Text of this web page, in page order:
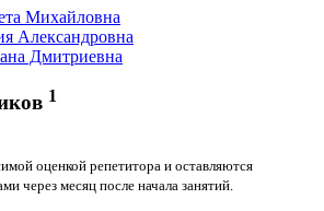
Михайловна
Александровна
Дмитриевна
1
оценкой репетитора и оставляются
через месяц после начала занятий.